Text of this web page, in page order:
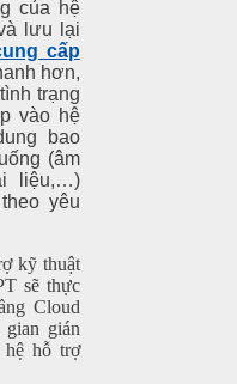
của hệ
lưu lại
cấp
hơn,
trạng
vào hệ
bao
(âm
liệu,…)
yêu
kỹ thuật
sẽ thực
Cloud
gián
hỗ trợ